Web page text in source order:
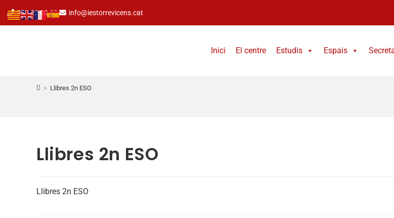
973 22 00 33 info@iestorrevicens.cat
Inici El centre Estudis Espais
> Llibres 2n ESO
Llibres 2n ESO
Llibres 2n ESO